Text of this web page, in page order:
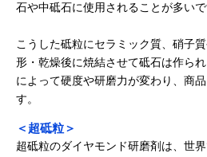
石や中砥石に使用されることが多いで
こうした砥粒にセラミック質、硝子
形・乾燥後に焼結させて砥石は作ら
によって硬度や研磨力が変わり、商
す。
＜超砥粒＞
超砥粒のダイヤモンド研磨剤は、世